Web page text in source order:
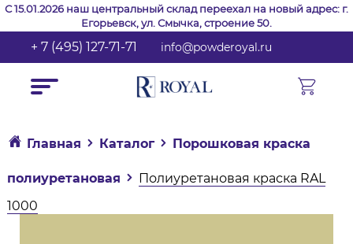
С 15.01.2026 наш центральный склад переехал на новый адрес: г.
Егорьевск, ул. Смычка, строение 50.
+ 7 (495) 127-71-71 info@powderoyal.ru
Главная Каталог Порошковая краска
полиуретановая
Полиуретановая краска RAL
1000